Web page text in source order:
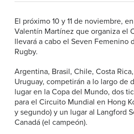
El próximo 10 y 11 de noviembre,
Valentín Martínez que organiza el
llevará a cabo el Seven Femenino
Rugby.
Argentina, Brasil, Chile, Costa
Uruguay, competirán a lo largo de
lugar en la Copa del Mundo, dos
para el Circuito Mundial en Hong
y segundo) y un lugar al Langford
Canadá (el campeón).